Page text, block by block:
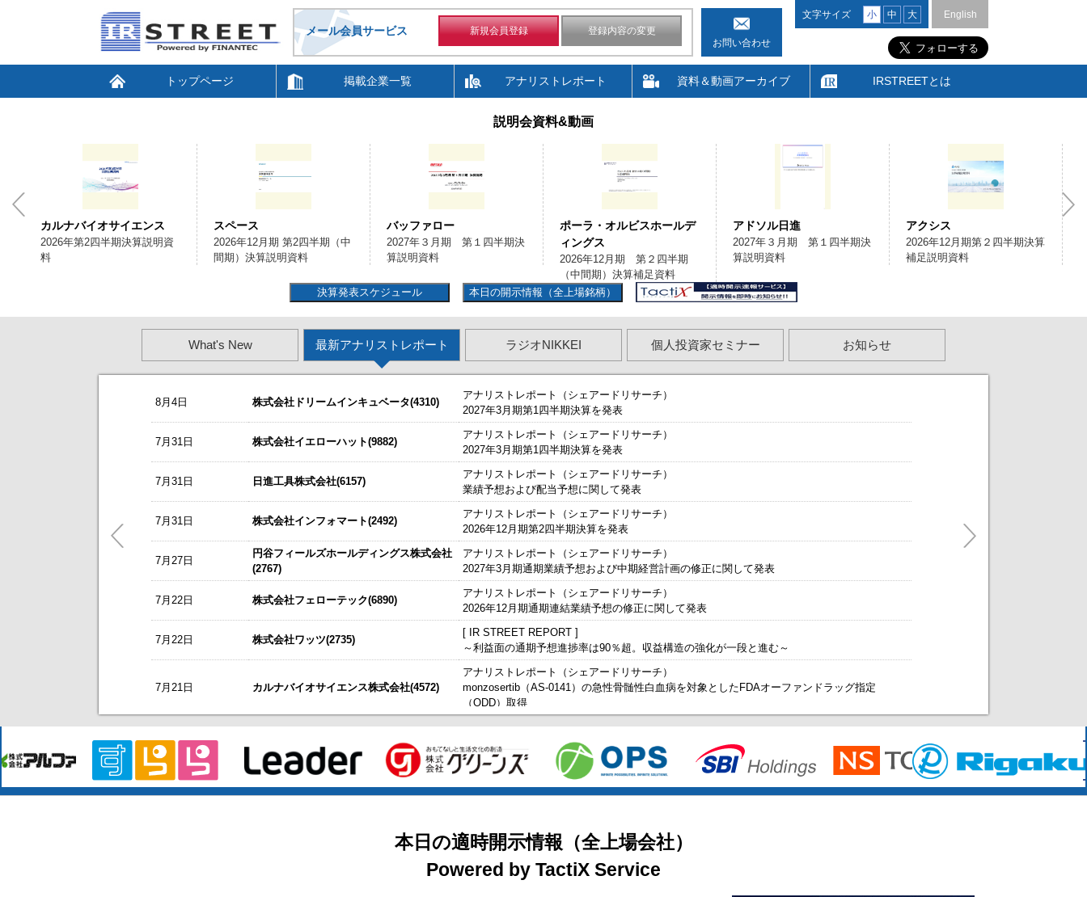
メール会員サービス 新規会員登録
登録内容の変更
お問い合わせ
文字サイズ 小 中 大 English
トップページ 掲載企業一覧 アナリストレポート 資料＆動画アーカイブ IRSTREETとは
説明会資料&動画
カルナバイオサイエンス
2026年第2四半期決算説明資
料
スペース
2026年12月期 第2四半期（中
間期）決算説明資料
バッファロー
2027年３月期 第１四半期決
算説明資料
ポーラ・オルビスホールデ
ィングス
2026年12月期 第２四半期
（中間期）決算補足資料
アドソル日進
2027年３月期 第１四半期決
算説明資料
アクシス
2026年12月期第２四半期決算
補足説明資料
決算発表スケジュール
本日の開示情報（全上場銘柄）
What's New 最新アナリストレポート ラジオNIKKEI 個人投資家セミナー お知らせ
2026/08/06 NEW
株式報酬型ストックオプション（新株予約権）の発行内容の確定に関するお知らせ
ゼロ(9028)
2026年6月期 決算補足説明資料
営業外収益（為替差益）計上に関するお知らせ
2027年３月期 第１四半期決算短信〔日本基準〕（連結）
ニチレキグループ(5011)
今すぐ登録
2026年8月28日、29日開催 「日経・東証ＩＲフェア2026」に出展いたします
カルナバイオサイエンス(4572)
今すぐ登録
営業外費用及び特別損失の計上に関するお知らせ
2026年12月期第2四半期（中間期）決算短信〔日本基準〕(連結)
ビープラッツ(4381)
第三者割当により発行された第７回新株予約権（行使価額修正条項付）の大量行使に関するお知らせ
サンコーテクノ(3435)
今すぐ登録
譲渡制限付株式報酬としての自己株式の処分の払込完了に関するお知らせ
2027年３月期 第１四半期決算短信〔日本基準〕（連結）
8月4日 株式会社ドリームインキュベータ(4310)
アナリストレポート（シェアードリサーチ）
2027年3月期第1四半期決算を発表
7月31日 株式会社イエローハット(9882)
アナリストレポート（シェアードリサーチ）
2027年3月期第1四半期決算を発表
7月31日 日進工具株式会社(6157)
アナリストレポート（シェアードリサーチ）
業績予想および配当予想に関して発表
7月31日 株式会社インフォマート(2492)
アナリストレポート（シェアードリサーチ）
2026年12月期第2四半期決算を発表
7月27日
円谷フィールズホールディングス株式会社
(2767)
アナリストレポート（シェアードリサーチ）
2027年3月期通期業績予想および中期経営計画の修正に関して発表
7月22日 株式会社フェローテック(6890)
アナリストレポート（シェアードリサーチ）
2026年12月期通期連結業績予想の修正に関して発表
7月22日 株式会社ワッツ(2735)
[ IR STREET REPORT ]
～利益面の通期予想進捗率は90％超。収益構造の強化が一段と進む～
7月21日 カルナバイオサイエンス株式会社(4572)
アナリストレポート（シェアードリサーチ）
monzosertib（AS-0141）の急性骨髄性白血病を対象としたFDAオーファンドラッグ指定
（ODD）取得
これまで開催した、個人投資家向けIRセミナーやオンラインIRセミナーの内容を動画にてご覧いただけます。
今後のスケジュールにつきましては、こちらよりご確認ください。
お知らせ
8/3カバー(5253)の掲載を開始いたしました。
8/3日本テクノ・ラボ(3849)の掲載を開始いたしました。
5/21 梅の花グループ(7604)の掲載を開始いたしました。 今すぐ登録
～ 戦略的グローバルＩＲのご案内 ～
【ニュースリリース】「WEB海外IRサービス」提供開始！ ～海外機関投資家とのWEBスモールミーティングをアレンジします！～
【ご提案書】戦略的グローバルＩＲのご提案
新規掲載企業
掲載開始日：8/3
カバー（5253：グロース）
掲載開始日：7/1
ゴルフ・ドゥ（3032：ネクスト）
本日の適時開示情報（全上場会社）
Powered by TactiX Service